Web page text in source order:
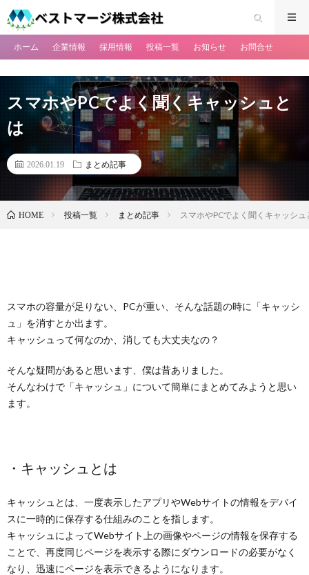
ホーム 企業情報 採用情報 投稿一覧 お知らせ お問合せ
スマホやPCでよく聞くキャッシュと
は
2026.01.19 まとめ記事
HOME 投稿一覧 まとめ記事 スマホやPCでよく聞くキャッシュ
スマホの容量が足りない、PCが重い、そんな話題の時に「キャッシ
ュ」を消すとか出ます。
キャッシュって何なのか、消しても大丈夫なの？
そんな疑問があると思います、僕は昔ありました。
そんなわけで「キャッシュ」について簡単にまとめてみようと思い
ます。
・キャッシュとは
キャッシュとは、一度表示したアプリやWebサイトの情報をデバイ
スに一時的に保存する仕組みのことを指します。
キャッシュによってWebサイト上の画像やページの情報を保存する
ことで、再度同じページを表示する際にダウンロードの必要がなく
なり、迅速にページを表示できるようになります。